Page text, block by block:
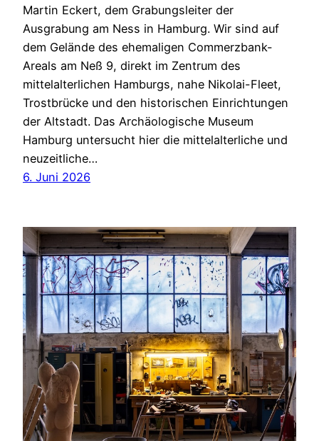
Martin Eckert, dem Grabungsleiter der
Ausgrabung am Ness in Hamburg. Wir sind auf
dem Gelände des ehemaligen Commerzbank-
Areals am Neß 9, direkt im Zentrum des
mittelalterlichen Hamburgs, nahe Nikolai-Fleet,
Trostbrücke und den historischen Einrichtungen
der Altstadt. Das Archäologische Museum
Hamburg untersucht hier die mittelalterliche und
neuzeitliche…
6. Juni 2026